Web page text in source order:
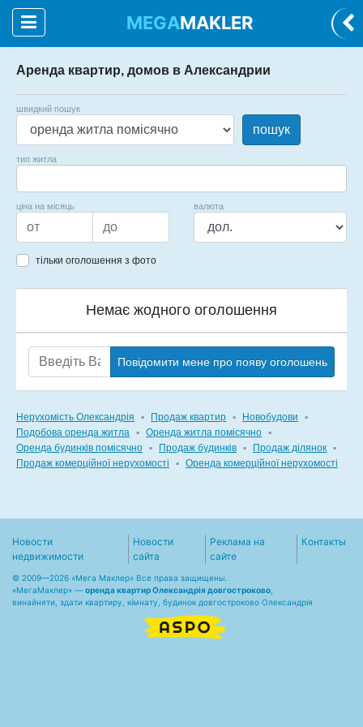
MEGAMAKLER
Аренда квартир, домов в Александрии
швидкий пошук
пошук
тип житла
ціна на місяць валюта
тільки оголошення з фото
Немає жодного оголошення
Повідомити мене про появу оголошень
Нерухомість Олександрія ▪ Продаж квартир ▪ Новобудови
▪
Подобова оренда житла ▪ Оренда житла помісячно ▪
Оренда будинків помісячно ▪ Продаж будинків ▪ Продаж ділянок ▪
Продаж комерційної нерухомості
▪ Оренда комерційної нерухомості
Новости
недвижимости
Новости
сайта
Реклама на
сайте
Контакты
© 2009—2026 «Мега Маклер» Все права защищены.
«МегаМаклер» — оренда квартир Олександрія довгостроково
винайняти, здати квартиру, кімнату, будинок довгостроково Олександрія